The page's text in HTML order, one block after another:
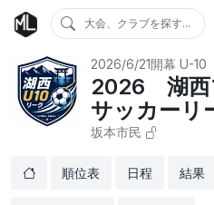
大会、クラブを探す...
2026/6/21開幕 U-10
2026 湖西
サッカー
坂本市民
順位表 日程 結果